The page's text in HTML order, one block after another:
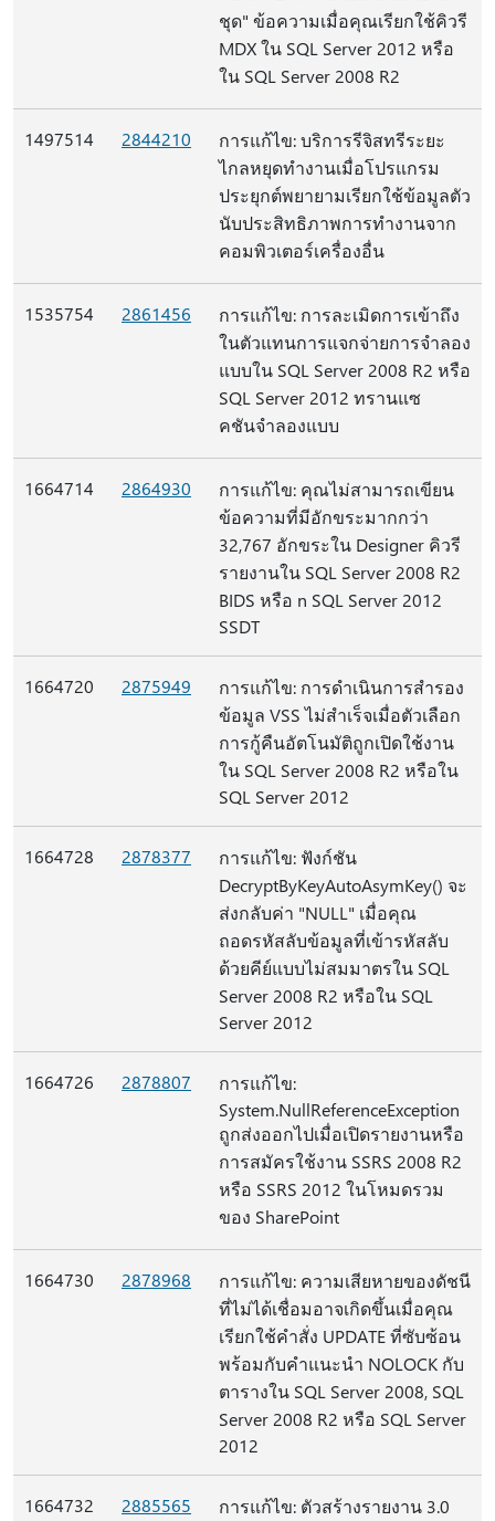
ชุด" ข้อความเมื่อคุณเรียกใช้คิวรี
MDX ใน SQL Server 2012 หรือ
ใน SQL Server 2008 R2
1497514 2844210
การแก้ไข: บริการรีจิสทรีระยะ
ไกลหยุดทํางานเมื่อโปรแกรม
ประยุกต์พยายามเรียกใช้ข้อมูลตัว
นับประสิทธิภาพการทํางานจาก
คอมพิวเตอร์เครื่องอื่น
1535754 2861456
การแก้ไข: การละเมิดการเข้าถึง
ในตัวแทนการแจกจ่ายการจําลอง
แบบใน SQL Server 2008 R2 หรือ
SQL Server 2012 ทรานแซ
คชันจําลองแบบ
1664714 2864930
การแก้ไข: คุณไม่สามารถเขียน
ข้อความที่มีอักขระมากกว่า
32,767 อักขระใน Designer คิวรี
รายงานใน SQL Server 2008 R2
BIDS หรือ n SQL Server 2012
SSDT
1664720 2875949
การแก้ไข: การดําเนินการสํารอง
ข้อมูล VSS ไม่สําเร็จเมื่อตัวเลือก
การกู้คืนอัตโนมัติถูกเปิดใช้งาน
ใน SQL Server 2008 R2 หรือใน
SQL Server 2012
1664728 2878377
การแก้ไข: ฟังก์ชัน
DecryptByKeyAutoAsymKey() จะ
ส่งกลับค่า "NULL" เมื่อคุณ
ถอดรหัสลับข้อมูลที่เข้ารหัสลับ
ด้วยคีย์แบบไม่สมมาตรใน SQL
Server 2008 R2 หรือใน SQL
Server 2012
1664726 2878807
การแก้ไข:
System.NullReferenceException
ถูกส่งออกไปเมื่อเปิดรายงานหรือ
การสมัครใช้งาน SSRS 2008 R2
หรือ SSRS 2012 ในโหมดรวม
ของ SharePoint
1664730 2878968
การแก้ไข: ความเสียหายของดัชนี
ที่ไม่ได้เชื่อมอาจเกิดขึ้นเมื่อคุณ
เรียกใช้คําสั่ง UPDATE ที่ซับซ้อน
พร้อมกับคําแนะนํา NOLOCK กับ
ตารางใน SQL Server 2008, SQL
Server 2008 R2 หรือ SQL Server
2012
1664732 2885565
การแก้ไข: ตัวสร้างรายงาน 3.0